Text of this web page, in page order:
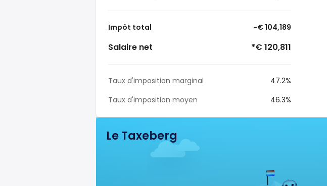
Impôt total -€ 104,189
Salaire net *€ 120,811
Taux d'imposition marginal
47.2%
Taux d'imposition moyen
46.3%
Le Taxeberg